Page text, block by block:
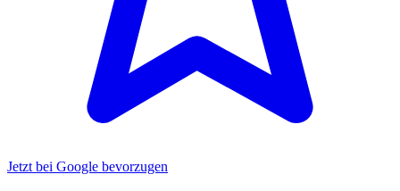
Jetzt bei Google bevorzugen